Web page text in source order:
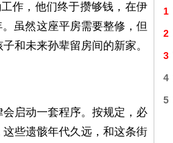
作，他们终于攒够钱，在伊
虽然这座平房需要整修，但
和未来孙辈留房间的新家。
启动一套程序。按规定，必
些遗骸年代久远，和这条街
1
2
3
4
5